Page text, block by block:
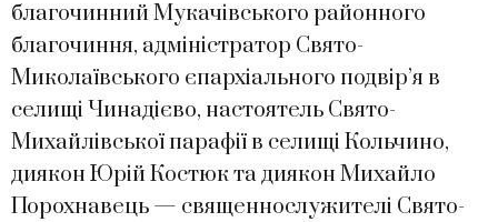
благочинний Мукачівського районного
благочиння, адміністратор Свято-
Миколаївського єпархіального подвір’я в
селищі Чинадієво, настоятель Свято-
Михайлівської парафії в селищі Кольчино,
диякон Юрій Костюк та диякон Михайло
Порохнавець — священнослужителі Свято-